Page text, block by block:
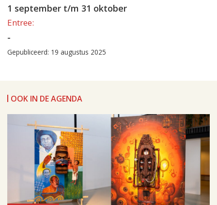
1 september t/m 31 oktober
Entree:
-
Gepubliceerd: 19 augustus 2025
OOK IN DE AGENDA